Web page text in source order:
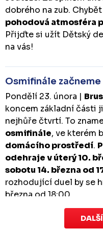
dobrého na zub.
pohodová atmosféra
Přijďte si užít Dětský
na vás!
Osmifinále začneme
Pondělí 23. února |
koncem základní části
nejhůře čtvrtí. To
osmifinále, ve kterém
domácího prostředí.
odehraje v úterý 10.
sobotu 14. března od
rozhodující duel by se
března od 18:00.